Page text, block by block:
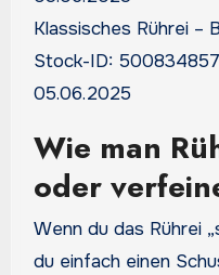
Klassisches Rührei –
Stock-ID:
05.06.2025
Wie man
oder
Wenn du das Rührei
du einfach einen